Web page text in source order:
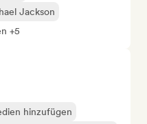
Jackson
+5
hinzufügen